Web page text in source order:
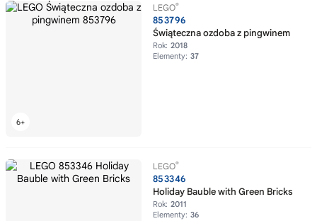
LEGO®
853796
Świąteczna ozdoba z pingwinem
Rok: 2018
Elementy: 37
LEGO®
853346
Holiday Bauble with Green Bricks
Rok: 2011
Elementy: 36